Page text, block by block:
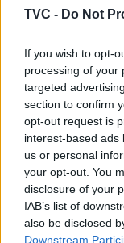
TVC - Do Not
If you wish to opt-
processing of your
targeted
section to confirm
opt-out request is
interest-based ads
us or personal
your opt-out. You
disclosure of your
IAB’s list of
also be disclosed
Downstream
com desfile
ARTIGOS